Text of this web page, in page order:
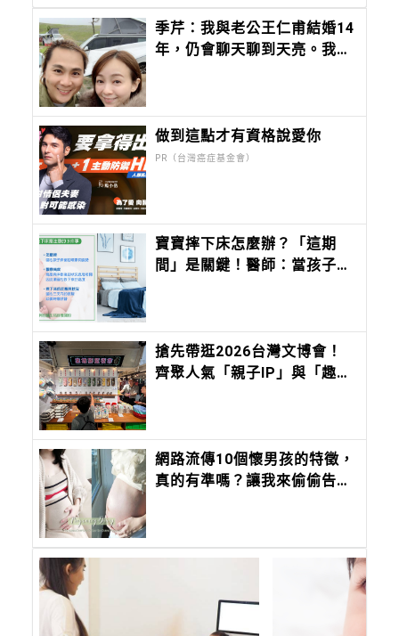
季芹：我與老公王仁甫結婚14
年，仍會聊天聊到天亮。我們
做到這點才有資格說愛你
PR（台灣癌症基金會）
寶寶摔下床怎麼辦？「這期
間」是關鍵！醫師：當孩子出
搶先帶逛2026台灣文博會！
齊聚人氣「親子IP」與「趣味
網路流傳10個懷男孩的特徵，
真的有準嗎？讓我來偷偷告訴